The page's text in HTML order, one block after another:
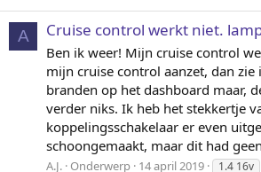
A Cruise control werkt niet.
Ben ik weer! Mijn cruise control
mijn cruise control aanzet, dan zie
branden op het dashboard maar,
verder niks. Ik heb het stekkertje
koppelingsschakelaar er even
schoongemaakt, maar dit had
A.J. Onderwerp 14 april 2019 1.4 16v